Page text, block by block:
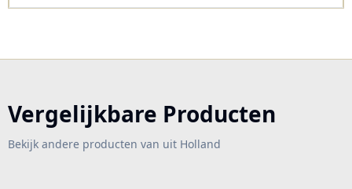
Vergelijkbare Producten
Bekijk andere producten van uit Holland